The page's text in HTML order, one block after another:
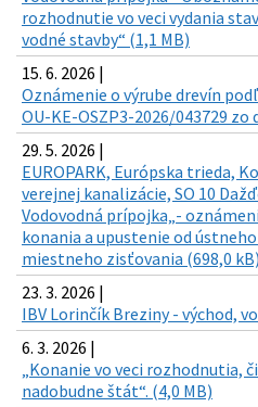
rozhodnutie vo veci vydania
vodné stavby“ (1,1 MB)
15. 6. 2026 |
Oznámenie o výrube drevín
OU-KE-OSZP3-2026/043729 zo
29. 5. 2026 |
EUROPARK, Európska trieda,
verejnej kanalizácie, SO 10
Vodovodná prípojka„-
konania a upustenie od
miestneho zisťovania (698,0 kB)
23. 3. 2026 |
IBV Lorinčík Breziny - východ,
6. 3. 2026 |
„Konanie vo veci rozhodnutia,
nadobudne štát“. (4,0 MB)